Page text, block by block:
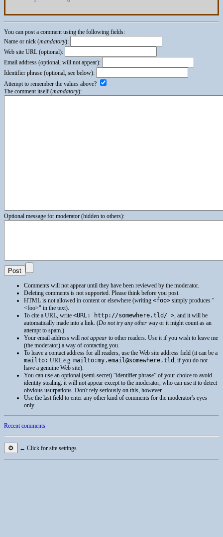
You can post a comment using the following fields:
Name or nick (mandatory):
Web site URL (optional):
Email address (optional, will not appear):
Identifier phrase (optional, see below):
Attempt to remember the values above?
The comment itself (mandatory):
Optional message for moderator (hidden to others):
Comments will not appear until they have been reviewed by the moderator.
Deleting comments is not supported. Please think before you post.
HTML is not allowed in content or elsewhere (writing <foo> simply produces
<foo>
in the text).
To cite a URL, write <URL: http://somewhere.tld/ >, and it will be
automatically made into a link. (Do not try any other wayor it might count as an
attempt to spam.)
Your email address will not appear to other readers. Use it if you wish to leave me
(the moderator) a way of contacting you.
To leave a contact address for all readers, use the Web site address field (it can be a
mailto: URI, e.g. mailto:my.email@somewhere.tld, if you do not
have a genuine Web site).
You can use an optional (semi-secret) “identifier phrase” of your choice to avoid
identity stealing: it will not appear except to the moderator, who can use it to detect
obvious usurpations. Don't rely seriously on this, however.
Use the last field to enter any other kind of comments for the moderator's eyes
only.
Recent comments
⚙ ← Click for site settings